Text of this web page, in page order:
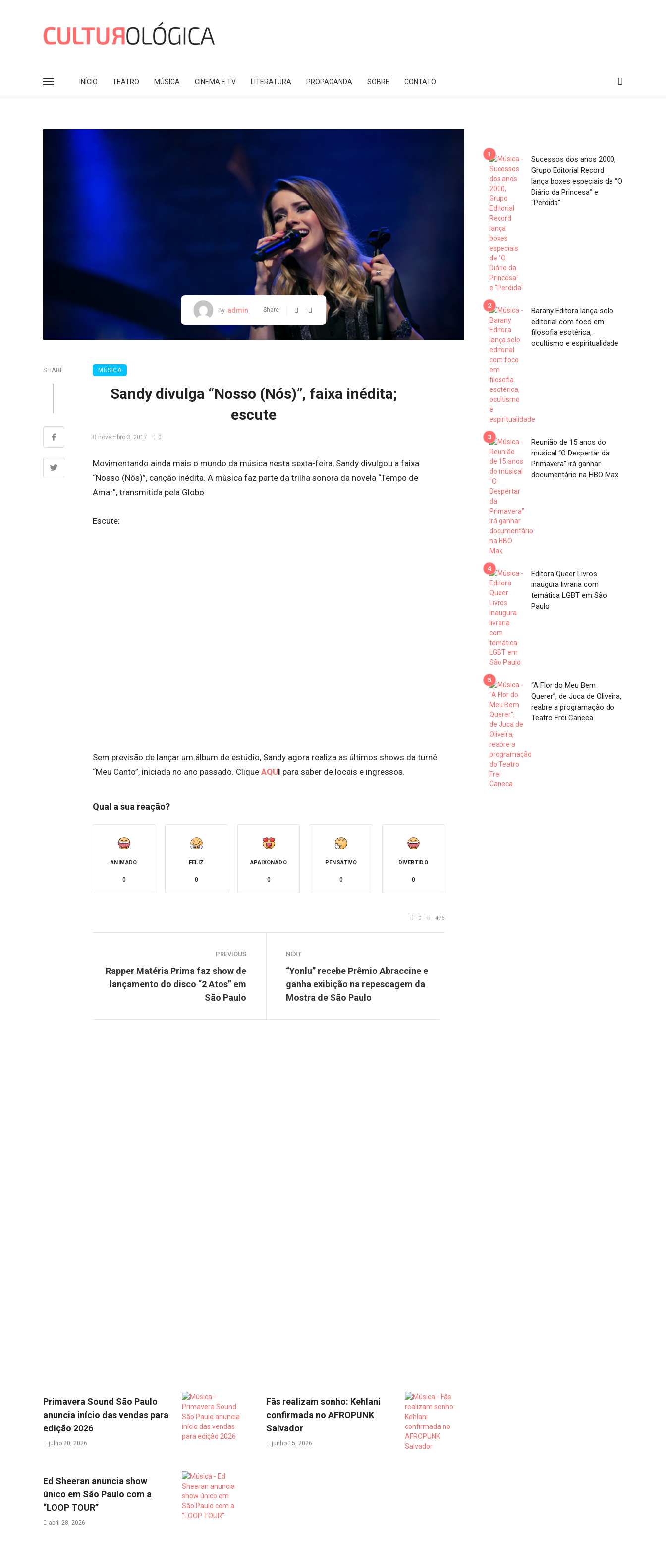
INÍCIO TEATRO MÚSICA CINEMA E TV LITERATURA PROPAGANDA SOBRE CONTATO
By admin Share
SHARE MÚSICA
Sandy divulga “Nosso (Nós)”, faixa inédita;
escute
novembro 3, 2017 0
Movimentando ainda mais o mundo da música nesta sexta-feira, Sandy divulgou a faixa
“Nosso (Nós)”, canção inédita. A música faz parte da trilha sonora da novela “Tempo de
Amar”, transmitida pela Globo.
Escute:
Sem previsão de lançar um álbum de estúdio, Sandy agora realiza as últimos shows da turnê
“Meu Canto”, iniciada no ano passado. Clique AQUI para saber de locais e ingressos.
Qual a sua reação?
ANIMADO
0
FELIZ
0
APAIXONADO
0
PENSATIVO
0
DIVERTIDO
0
0 475
PREVIOUS
Rapper Matéria Prima faz show de
lançamento do disco “2 Atos” em
São Paulo
NEXT
“Yonlu” recebe Prêmio Abraccine e
ganha exibição na repescagem da
Mostra de São Paulo
Primavera Sound São Paulo
anuncia início das vendas para
edição 2026
julho 20, 2026
Fãs realizam sonho: Kehlani
confirmada no AFROPUNK
Salvador
junho 15, 2026
Ed Sheeran anuncia show
único em São Paulo com a
“LOOP TOUR”
abril 28, 2026
Sucessos dos anos 2000,
Grupo Editorial Record
lança boxes especiais de “O
Diário da Princesa” e
“Perdida”
Barany Editora lança selo
editorial com foco em
filosofia esotérica,
ocultismo e espiritualidade
Reunião de 15 anos do
musical “O Despertar da
Primavera” irá ganhar
documentário na HBO Max
Editora Queer Livros
inaugura livraria com
temática LGBT em São
Paulo
“A Flor do Meu Bem
Querer”, de Juca de Oliveira,
reabre a programação do
Teatro Frei Caneca